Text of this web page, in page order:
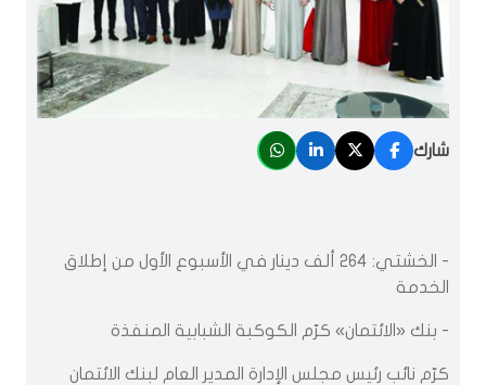
شارك
- الخشتي: 264 ألف دينار في الأسبوع الأول من إطلاق
الخدمة
- بنك «الائتمان» كرّم الكوكبة الشبابية المنفذة
كرّم نائب رئيس مجلس الإدارة المدير العام لبنك الائتمان